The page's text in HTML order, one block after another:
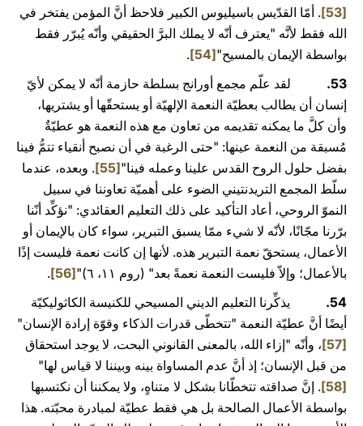
[53]
. أمّا القدّيس باسيليوس الكبير فلاحظ أنَّ المؤمن يفتخر في
الله فقط لأنَّه "يعترف أنّه لا يملك البرَّ الحقيقي وأنّه يُبرّر فقط
بواسطة الإيمان بالمسيح"[54]
.
53.
لقد علّم مجمع أورانج بسلطة حازمة أنّه لا يمكن لأيّ
إنسان أن يطالب بعطيّة النعمة الإلهيّة أو يستحقّها أو يشتريها،
وأن كلَّ ما يمكنه تقديمه من تعاون مع هذه النعمة هو عطيّةٌ
مُسبقة من النعمة عينها: "حتى الرغبة في أن نصبح أنقياء تتمُّ فينا
بفضل حلول الروح القدس علينا وعمله فينا"[55]
. وبعده، عندما
سلّط المجمع التريدنتيني الضوء على أهميّة تعاوننا في سبيل
النموّ الروحي، أعاد التأكيد على ذلك التعليم العقائدي: "نؤكِّد أنّنا
برّرنا مجّانًا، لأنّه لا شيء ممّا يسبق التبرير، سواء كان بالإيمان أو
الأعمال، يستحقّ نعمة التبرير هذه. لأنها إن كانت نعمة فليست إذًا
بالأعمال؛ وإلاّ فليست النعمة نعمةً بعد" (روم ١١، ٦)"
[56]
.
54.
يذكِّرنا التعليم الديني المسيحي للكنيسة الكاثوليكيّة
أيضًا أنَّ عطيّة النعمة "تتخطّى قدرات الذكاء وقوّة إرادة الإنسان"
[57]
، وأنّه "إزاء الله، بالمعنى القانوني البحت، لا يوجد استحقاق
من قبل الإنسان؛ إذ أنَّ عدم المساواة بينه وبيننا لا قياس لها"
[58]
. إنَّ صداقته تتخطّانا بشكل لا متناهٍ، ولا يمكننا أن نكتسبها
بواسطة الأعمال الصالحة بل هي فقط عطيّة لمبادرة محبّته. هذا